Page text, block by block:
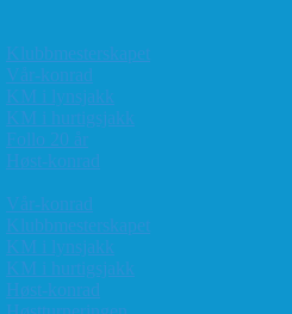
Klubbmesterskapet
Vår-konrad
KM i lynsjakk
KM i hurtigsjakk
Follo 20 år
Høst-konrad
Vår-konrad
Klubbmesterskapet
KM i lynsjakk
KM i hurtigsjakk
Høst-konrad